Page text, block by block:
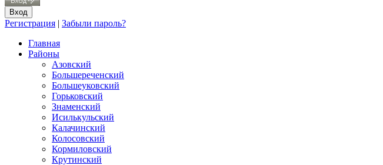
Регистрация | Забыли пароль?
Главная
Районы
Азовский
Большереченский
Большеуковский
Горьковский
Знаменский
Исилькульский
Калачинский
Колосовский
Кормиловский
Крутинский